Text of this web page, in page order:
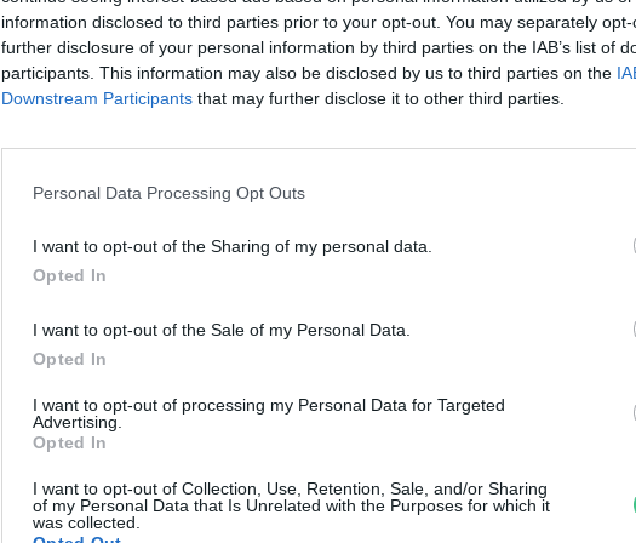
information disclosed to third parties prior to your opt-out. You may separately
further disclosure of your personal information by third parties on the IAB’s list of
participants. This information may also be disclosed by us to third parties on the
Downstream Participants that may further disclose it to other third parties.
Personal Data Processing Opt Outs
I want to opt-out of the Sharing of my personal data.
Opted In
I want to opt-out of the Sale of my Personal Data.
Opted In
I want to opt-out of processing my Personal Data for Targeted
Advertising.
Opted In
I want to opt-out of Collection, Use, Retention, Sale, and/or Sharing
of my Personal Data that Is Unrelated with the Purposes for which it
was collected.
Elkészült az idei sasleltár
Greendex Szemle
Hamarosan elkészül az országos
sasleltár
Greendex Szemle